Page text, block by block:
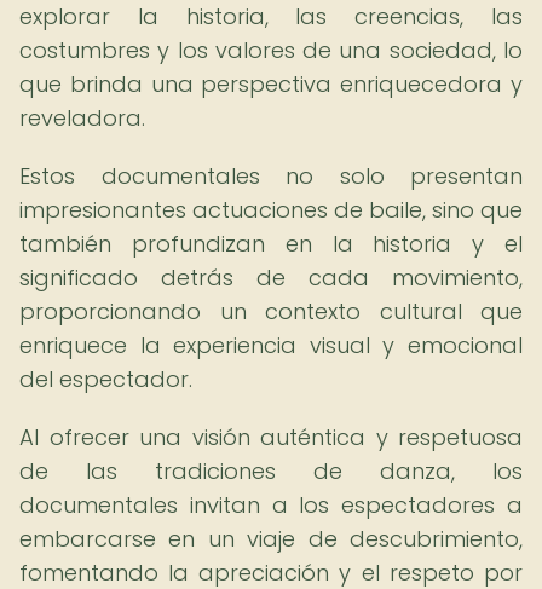
explorar la historia, las creencias, las
costumbres y los valores de una sociedad, lo
que brinda una perspectiva enriquecedora y
reveladora.
Estos documentales no solo presentan
impresionantes actuaciones de baile, sino que
también profundizan en la historia y el
significado detrás de cada movimiento,
proporcionando un contexto cultural que
enriquece la experiencia visual y emocional
del espectador.
Al ofrecer una visión auténtica y respetuosa
de las tradiciones de danza, los
documentales invitan a los espectadores a
embarcarse en un viaje de descubrimiento,
fomentando la apreciación y el respeto por